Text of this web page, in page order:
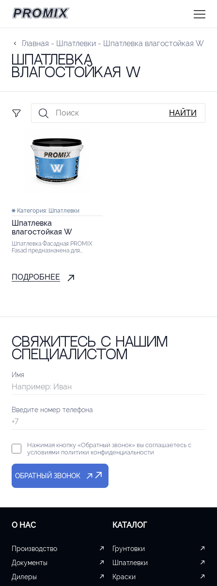
Главная - Шпатлевки - Шпатлевка влагостойкая W
Шпатлевка
влагостойкая W
НАЙТИ
Категория: Шпатлевки
Шпатлевка
влагостойкая W
Шпатлевка Фасадная PROMIX
Fasad предназначена для
гипсовые плиты...
ПОДРОБНЕЕ
Свяжитесь с нашим
специалистом
Имя
Введите номер телефона
Нажимая кнопку «Обратный звонок» вы соглашаетесь с
условиями политики конфиденциальности
ОБРАТНЫЙ ЗВОНОК
О НАС
Производство
Документы
Дилеры
КАТАЛОГ
Грунтовки
Шпатлевки
Краски